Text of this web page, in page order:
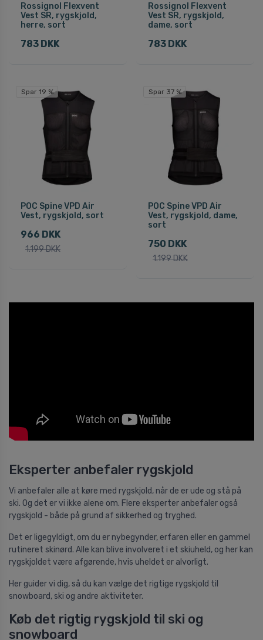
Rossignol Flexvent
Vest SR, rygskjold,
herre, sort
783 DKK
Rossignol Flexvent
Vest SR, rygskjold,
dame, sort
783 DKK
Spar 19 %
POC Spine VPD Air
Vest, rygskjold, sort
966 DKK
1.199 DKK
Spar 37 %
POC Spine VPD Air
Vest, rygskjold, dame,
sort
750 DKK
1.199 DKK
Eksperter anbefaler rygskjold
Vi anbefaler alle at køre med rygskjold, når de er ude og stå på
ski. Og det er vi ikke alene om. Flere eksperter anbefaler også
rygskjold - både på grund af sikkerhed og tryghed.
Det er ligegyldigt, om du er nybegynder, erfaren eller en gammel
rutineret skinørd. Alle kan blive involveret i et skiuheld, og her kan
rygskjoldet være afgørende, hvis uheldet er alvorligt.
Her guider vi dig, så du kan vælge det rigtige rygskjold til
snowboard, ski og andre aktiviteter.
Køb det rigtig rygskjold til ski og
snowboard